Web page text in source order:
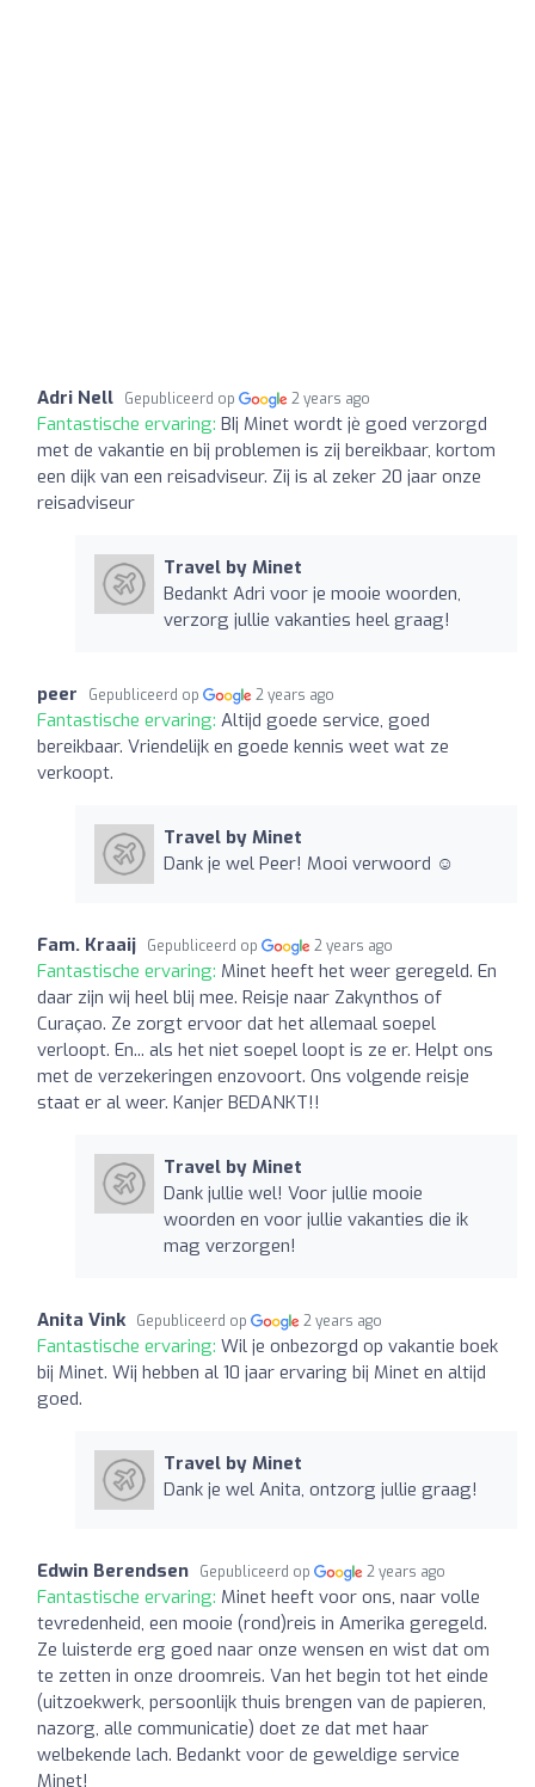
Adri Nell Gepubliceerd op 2 years ago
Fantastische ervaring: BIj Minet wordt jè goed verzorgd
met de vakantie en bij problemen is zij bereikbaar, kortom
een dijk van een reisadviseur. Zij is al zeker 20 jaar onze
reisadviseur
Travel by Minet
Bedankt Adri voor je mooie woorden,
verzorg jullie vakanties heel graag!
peer Gepubliceerd op 2 years ago
Fantastische ervaring: Altijd goede service, goed
bereikbaar. Vriendelijk en goede kennis weet wat ze
verkoopt.
Travel by Minet
Dank je wel Peer! Mooi verwoord ☺️
Fam. Kraaij Gepubliceerd op 2 years ago
Fantastische ervaring: Minet heeft het weer geregeld. En
daar zijn wij heel blij mee. Reisje naar Zakynthos of
Curaçao. Ze zorgt ervoor dat het allemaal soepel
verloopt. En... als het niet soepel loopt is ze er. Helpt ons
met de verzekeringen enzovoort. Ons volgende reisje
staat er al weer. Kanjer BEDANKT!!
Travel by Minet
Dank jullie wel! Voor jullie mooie
woorden en voor jullie vakanties die ik
mag verzorgen!
Anita Vink Gepubliceerd op 2 years ago
Fantastische ervaring: Wil je onbezorgd op vakantie boek
bij Minet. Wij hebben al 10 jaar ervaring bij Minet en altijd
goed.
Travel by Minet
Dank je wel Anita, ontzorg jullie graag!
Edwin Berendsen Gepubliceerd op 2 years ago
Fantastische ervaring: Minet heeft voor ons, naar volle
tevredenheid, een mooie (rond)reis in Amerika geregeld.
Ze luisterde erg goed naar onze wensen en wist dat om
te zetten in onze droomreis. Van het begin tot het einde
(uitzoekwerk, persoonlijk thuis brengen van de papieren,
nazorg, alle communicatie) doet ze dat met haar
welbekende lach. Bedankt voor de geweldige service
Minet!